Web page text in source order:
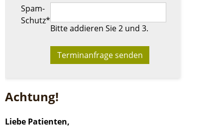
Pflichtfeld
Spam-
Schutz*
Bitte addieren Sie 2 und 3.
Achtung!
Liebe Patienten,